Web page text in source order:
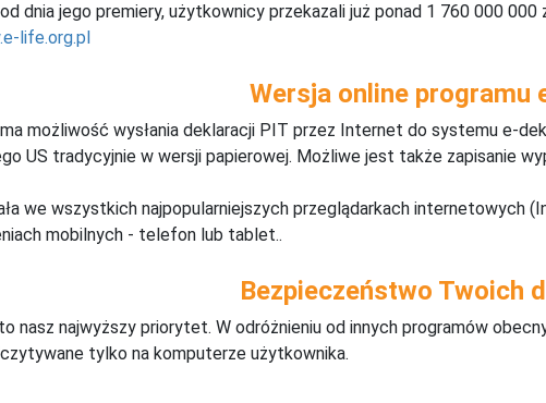
dnia jego premiery, użytkownicy przekazali już ponad 1 760 000 000
life.org.pl
Wersja online programu
możliwość wysłania deklaracji PIT przez Internet do systemu e-
US tradycyjnie w wersji papierowej. Możliwe jest także zapisanie
we wszystkich najpopularniejszych przeglądarkach internetowych
mobilnych - telefon lub tablet..
Bezpieczeństwo Twoich
nasz najwyższy priorytet. W odróżnieniu od innych programów
tylko na komputerze użytkownika.